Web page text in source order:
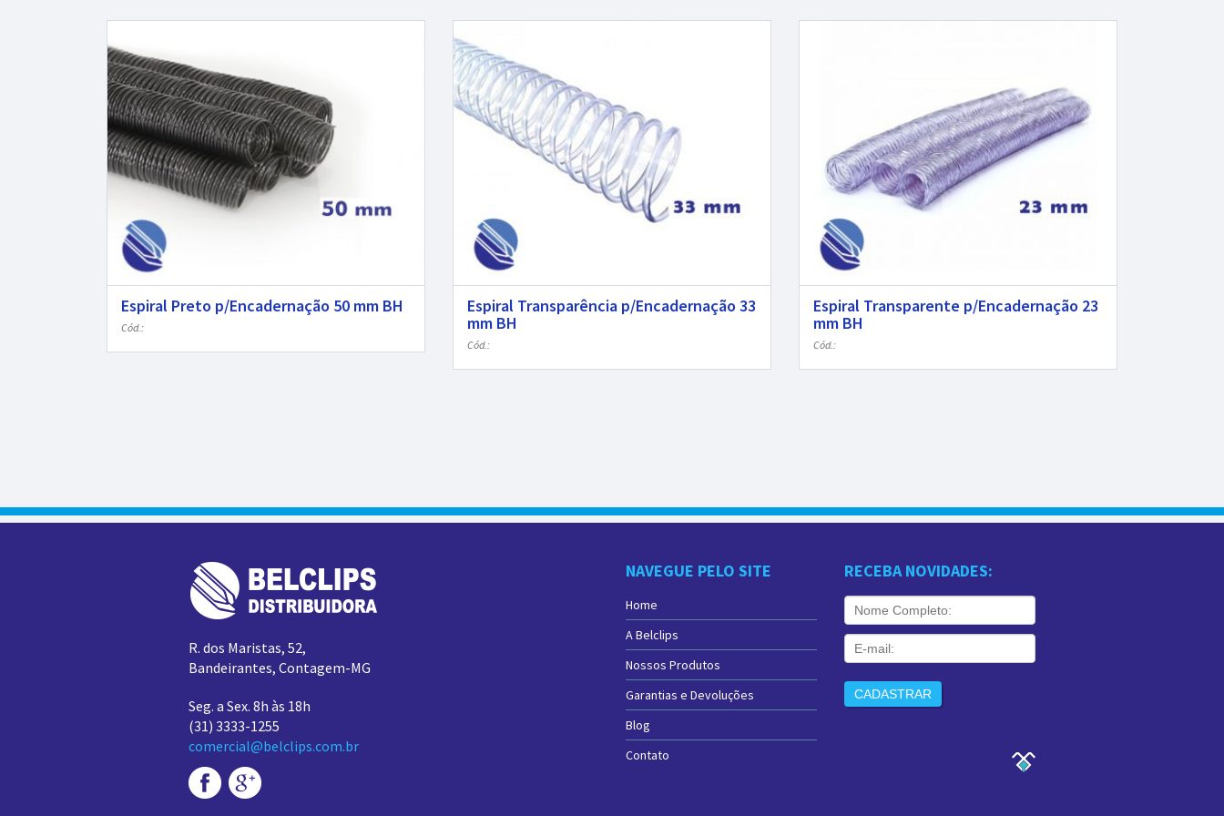
Espiral Preto p/Encadernação 50 mm BH
Cód.:
Espiral Transparência p/Encadernação 33
mm BH
Cód.:
Espiral Transparente p/Encadernação 23
mm BH
Cód.:
R. dos Maristas, 52,
Bandeirantes, Contagem-MG
Seg. a Sex. 8h às 18h
(31) 3333-1255
comercial@belclips.com.br
NAVEGUE PELO SITE
Home
A Belclips
Nossos Produtos
Garantias e Devoluções
Blog
Contato
RECEBA NOVIDADES: